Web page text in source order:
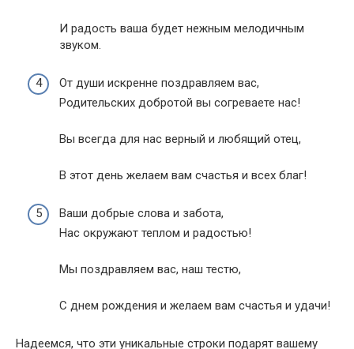
И радость ваша будет нежным мелодичным
звуком.
От души искренне поздравляем вас,
Родительских добротой вы согреваете нас!
Вы всегда для нас верный и любящий отец,
В этот день желаем вам счастья и всех благ!
Ваши добрые слова и забота,
Нас окружают теплом и радостью!
Мы поздравляем вас, наш тестю,
С днем рождения и желаем вам счастья и удачи!
Надеемся, что эти уникальные строки подарят вашему